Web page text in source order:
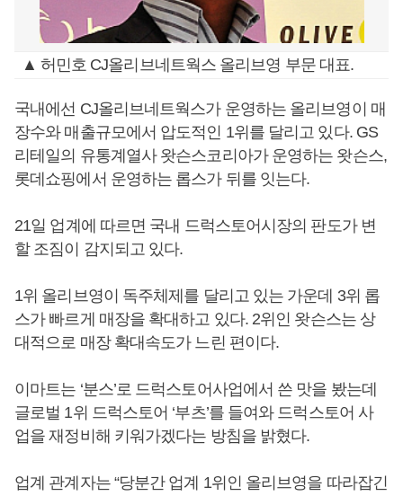
▲ 허민호 CJ올리브네트웍스 올리브영 부문 대표.
국내에선 CJ올리브네트웍스가 운영하는 올리브영이 매
장수와 매출규모에서 압도적인 1위를 달리고 있다. GS
리테일의 유통계열사 왓슨스코리아가 운영하는 왓슨스,
롯데쇼핑에서 운영하는 롭스가 뒤를 잇는다.
21일 업계에 따르면 국내 드럭스토어시장의 판도가 변
할 조짐이 감지되고 있다.
1위 올리브영이 독주체제를 달리고 있는 가운데 3위 롭
스가 빠르게 매장을 확대하고 있다. 2위인 왓슨스는 상
대적으로 매장 확대속도가 느린 편이다.
이마트는 ‘분스’로 드럭스토어사업에서 쓴 맛을 봤는데
글로벌 1위 드럭스토어 ‘부츠’를 들여와 드럭스토어 사
업을 재정비해 키워가겠다는 방침을 밝혔다.
업계 관계자는 “당분간 업계 1위인 올리브영을 따라잡긴